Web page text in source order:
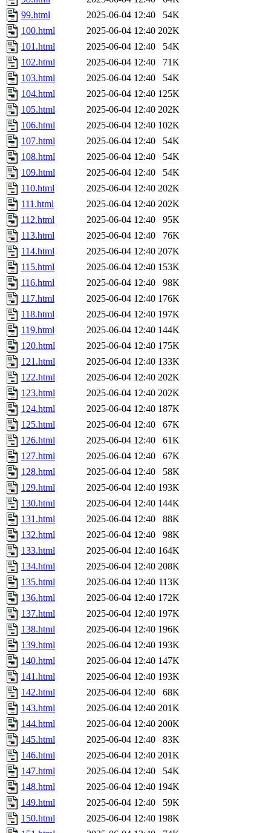
99.html
2025-06-04 12:40
54K
100.html
2025-06-04 12:40 202K
101.html
2025-06-04 12:40
54K
102.html
2025-06-04 12:40
71K
103.html
2025-06-04 12:40
54K
104.html
2025-06-04 12:40 125K
105.html
2025-06-04 12:40 202K
106.html
2025-06-04 12:40 102K
107.html
2025-06-04 12:40
54K
108.html
2025-06-04 12:40
54K
109.html
2025-06-04 12:40
54K
110.html
2025-06-04 12:40 202K
111.html
2025-06-04 12:40 202K
112.html
2025-06-04 12:40
95K
113.html
2025-06-04 12:40
76K
114.html
2025-06-04 12:40 207K
115.html
2025-06-04 12:40 153K
116.html
2025-06-04 12:40
98K
117.html
2025-06-04 12:40 176K
118.html
2025-06-04 12:40 197K
119.html
2025-06-04 12:40 144K
120.html
2025-06-04 12:40 175K
121.html
2025-06-04 12:40 133K
122.html
2025-06-04 12:40 202K
123.html
2025-06-04 12:40 202K
124.html
2025-06-04 12:40 187K
125.html
2025-06-04 12:40
67K
126.html
2025-06-04 12:40
61K
127.html
2025-06-04 12:40
67K
128.html
2025-06-04 12:40
58K
129.html
2025-06-04 12:40 193K
130.html
2025-06-04 12:40 144K
131.html
2025-06-04 12:40
88K
132.html
2025-06-04 12:40
98K
133.html
2025-06-04 12:40 164K
134.html
2025-06-04 12:40 208K
135.html
2025-06-04 12:40 113K
136.html
2025-06-04 12:40 172K
137.html
2025-06-04 12:40 197K
138.html
2025-06-04 12:40 196K
139.html
2025-06-04 12:40 193K
140.html
2025-06-04 12:40 147K
141.html
2025-06-04 12:40 193K
142.html
2025-06-04 12:40
68K
143.html
2025-06-04 12:40 201K
144.html
2025-06-04 12:40 200K
145.html
2025-06-04 12:40
83K
146.html
2025-06-04 12:40 201K
147.html
2025-06-04 12:40
54K
148.html
2025-06-04 12:40 194K
149.html
2025-06-04 12:40
59K
150.html
2025-06-04 12:40 198K